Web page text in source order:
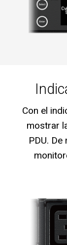
Con el
mostrar
PDU.